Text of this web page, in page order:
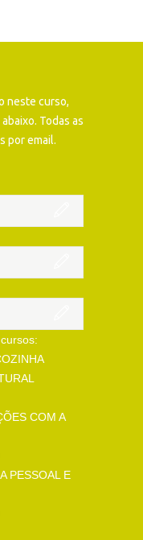
neste curso,
Todas as
por email.
COM A
PESSOAL E